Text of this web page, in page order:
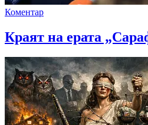
Коментар
Краят на ерата